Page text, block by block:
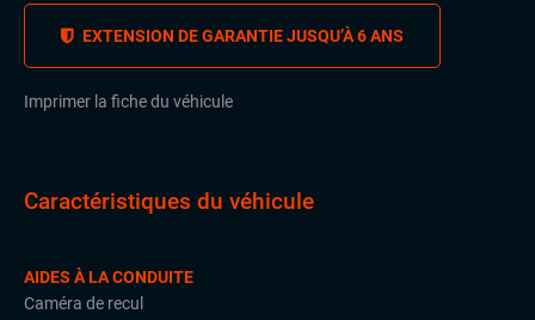
EXTENSION DE GARANTIE JUSQU’À 6 ANS
Imprimer la fiche du véhicule
Caractéristiques du véhicule
AIDES À LA CONDUITE
Caméra de recul